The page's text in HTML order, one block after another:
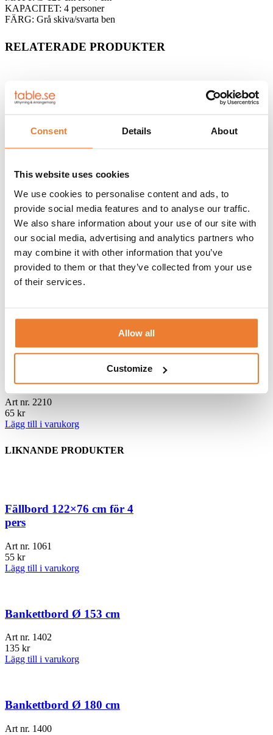
Consent Details About
This website uses cookies
We use cookies to personalise content and ads, to
provide social media features and to analyse our traffic.
We also share information about your use of our site with
our social media, advertising and analytics partners who
may combine it with other information that you’ve
provided to them or that they’ve collected from your use
of their services.
Allow all
Customize
KAPACITET: 4 personer
FÄRG: Grå skiva/svarta ben
RELATERADE PRODUKTER
Stapelbar stol med tygsits ”Dendu”
Art nr.2100
Lägg till i varukorg
Konferensstol ”Howe” 40/4
Art nr.2102
Lägg till i varukorg
Linneduk vit 160×160 cm
Art nr.1762
70kr
Art nr. 2210
65 kr
Lägg till i varukorg
LIKNANDE PRODUKTER
Fällbord 122×76 cm för 4
pers
Art nr. 1061
55 kr
Lägg till i varukorg
Bankettbord Ø 153 cm
Art nr. 1402
135 kr
Lägg till i varukorg
Bankettbord Ø 180 cm
Art nr. 1400